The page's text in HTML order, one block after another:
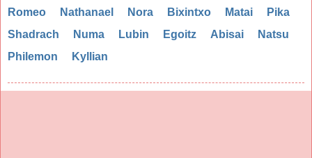
Romeo
Nathanael Nora Bixintxo Matai
Pika
Shadrach
Numa Lubin Egoitz Abisai
Natsu
Philemon
Kyllian